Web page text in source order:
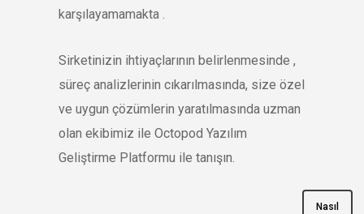
karşılayamamakta .
Sirketinizin ihtiyaçlarının belirlenmesinde ,
süreç analizlerinin cıkarılmasında, size özel
ve uygun çözümlerin yaratılmasında uzman
olan ekibimiz ile Octopod Yazılım
Geliştirme Platformu ile tanışın.
Nasıl